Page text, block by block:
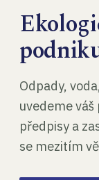
Odpady,
uvedeme
předpisy a
se mezitím